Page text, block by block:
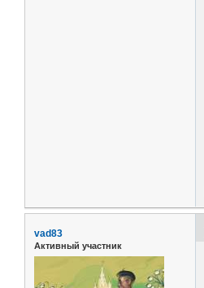
vad83
Активный участник